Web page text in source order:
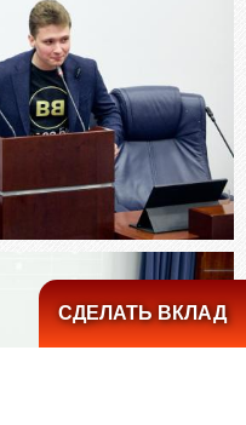
СДЕЛАТЬ ВКЛАД